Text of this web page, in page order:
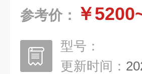
参考价： ￥
型号：
更新时间：